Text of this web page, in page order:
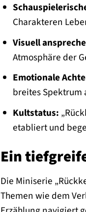
Charakteren
Visuell
Atmosphäre der
Emotionale
breites Spektrum
Kultstatus:
etabliert und
Ein
Die Miniserie
Themen wie dem